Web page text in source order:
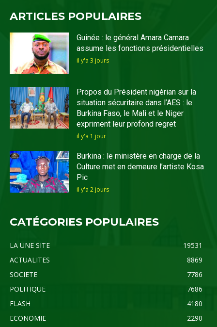
ARTICLES POPULAIRES
Guinée : le général Amara Camara
assume les fonctions présidentielles
il y'a 3 jours
Propos du Président nigérian sur la
situation sécuritaire dans l’AES : le
Burkina Faso, le Mali et le Niger
expriment leur profond regret
il y'a 1 jour
Burkina : le ministère en charge de la
Culture met en demeure l’artiste Kosa
Pic
il y'a 2 jours
CATÉGORIES POPULAIRES
LA UNE SITE
19531
ACTUALITES
8869
SOCIETE
7786
POLITIQUE
7686
FLASH
4180
ECONOMIE
2290